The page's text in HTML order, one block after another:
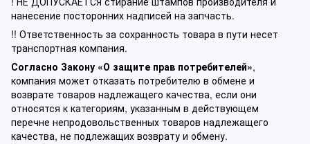
нанесение посторонних надписей на запчасть.
!! Ответственность за сохранность товара в пути несет
транспортная компания.
Согласно Закону «О защите прав потребителей»,
компания может отказать потребителю в обмене и
возврате товаров надлежащего качества, если они
относятся к категориям, указанным в действующем
перечне непродовольственных товаров надлежащего
качества, не подлежащих возврату и обмену.